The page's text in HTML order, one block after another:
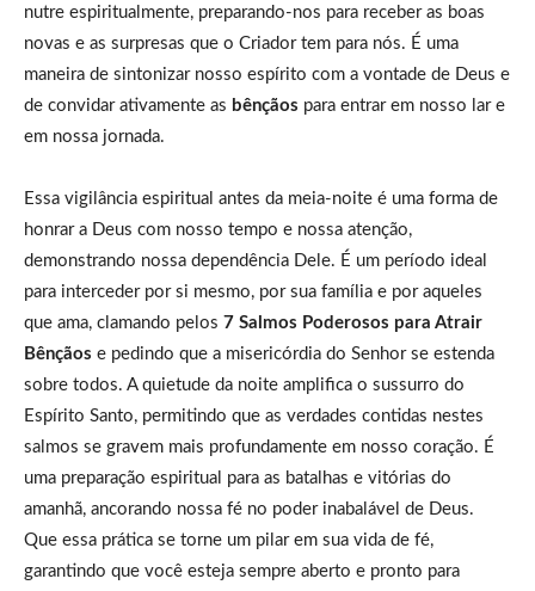
nutre espiritualmente, preparando-nos para receber as boas
novas e as surpresas que o Criador tem para nós. É uma
maneira de sintonizar nosso espírito com a vontade de Deus e
de convidar ativamente as bênçãos para entrar em nosso lar e
em nossa jornada.
Essa vigilância espiritual antes da meia-noite é uma forma de
honrar a Deus com nosso tempo e nossa atenção,
demonstrando nossa dependência Dele. É um período ideal
para interceder por si mesmo, por sua família e por aqueles
que ama, clamando pelos 7 Salmos Poderosos para Atrair
Bênçãos e pedindo que a misericórdia do Senhor se estenda
sobre todos. A quietude da noite amplifica o sussurro do
Espírito Santo, permitindo que as verdades contidas nestes
salmos se gravem mais profundamente em nosso coração. É
uma preparação espiritual para as batalhas e vitórias do
amanhã, ancorando nossa fé no poder inabalável de Deus.
Que essa prática se torne um pilar em sua vida de fé,
garantindo que você esteja sempre aberto e pronto para